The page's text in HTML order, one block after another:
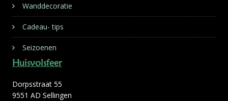
Wanddecoratie
Cadeau- tips
Seizoenen
Huisvolsfeer
Dorpsstraat 55
9551 AD Sellingen